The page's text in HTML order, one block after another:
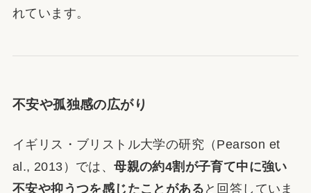
れています。
不安や孤独感の広がり
イギリス・ブリストル大学の研究（Pearson et
al., 2013）では、母親の約4割が子育て中に強い
不安や抑うつを感じたことがある と回答していま